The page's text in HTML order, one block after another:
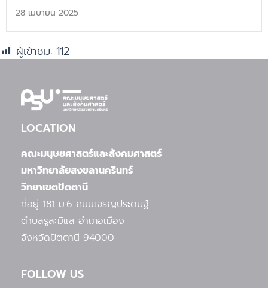
28 เมษายน 2025
ผู้เข้าชม: 112
LOCATION
คณะมนุษยศาสตร์และสังคมศาสตร์
มหาวิทยาลัยสงขลานครินทร์
วิทยาเขตปัตตานี
ที่อยู่ 181 ม.6 ถนนเจริญประดิษฐ์
ตำบลรูสะมิแล อำเภอเมือง
จังหวัดปัตตานี 94000
FOLLOW US